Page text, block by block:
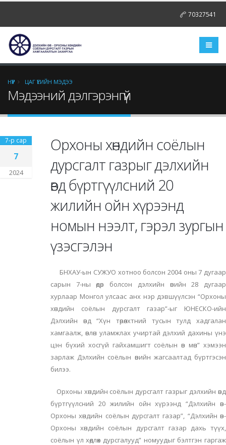
70327541
НҮҮР ЦАГ ҮЕИЙН МЭДЭЭ
Мэдээний дэлгэрэнгүй
7-р сар
7
2024
Орхоны хөндийн соёлын
дурсгалт газрыг дэлхийн
өвд бүртгүүлсний 20
жилийн ойн хүрээнд
номын нээлт, гэрэл зургын
үзэсгэлэн
БНХАУ-ын СУЖУО хотноо болсон 2004 оны 7 дугаар
сарын 7-ны өдөр болсон дэлхийн өвийн 28 дугаар
хурлаар Монгол улсаас анх нэр дэвшүүлсэн “Орхоны
хөндийн соёлын дурсгалт газар”-ыг ЮНЕСКО-ийн
Дэлхийн өвд “Хүн төрөлхтний тусын тулд хадгалан
хамгаалж, өвлөн уламжлах учиртай дэлхий дахины үнэ
цэн бүхий хосгүй гайхамшигт соёлын өв мөн” хэмээн
зарлаж Дэлхийн соёлын өвийн жагсаалтад бүртгэсэн
билээ.
Орхоны хөндийн соёлын дурсгалт газрыг дэлхийн өвд
бүртгүүлсний 20 жилийн ойн хүрээнд “Дэлхийн өв-
Орхоны хөндийн соёлын дурсгалт газар”, “Дэлхийн өв-
Орхоны хөндийн соёлын дурсгалт газар дахь түүх,
соёлын үл хөдлөх дурсгалууд” номуудыг бэлтгэн гаргаж